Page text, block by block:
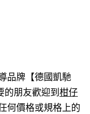
品牌【德國凱馳
朋友歡迎到 柑仔
何價格或規格上的